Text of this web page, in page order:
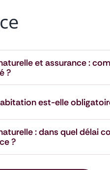
et assurance :
?
est-elle
: dans quel délai
?